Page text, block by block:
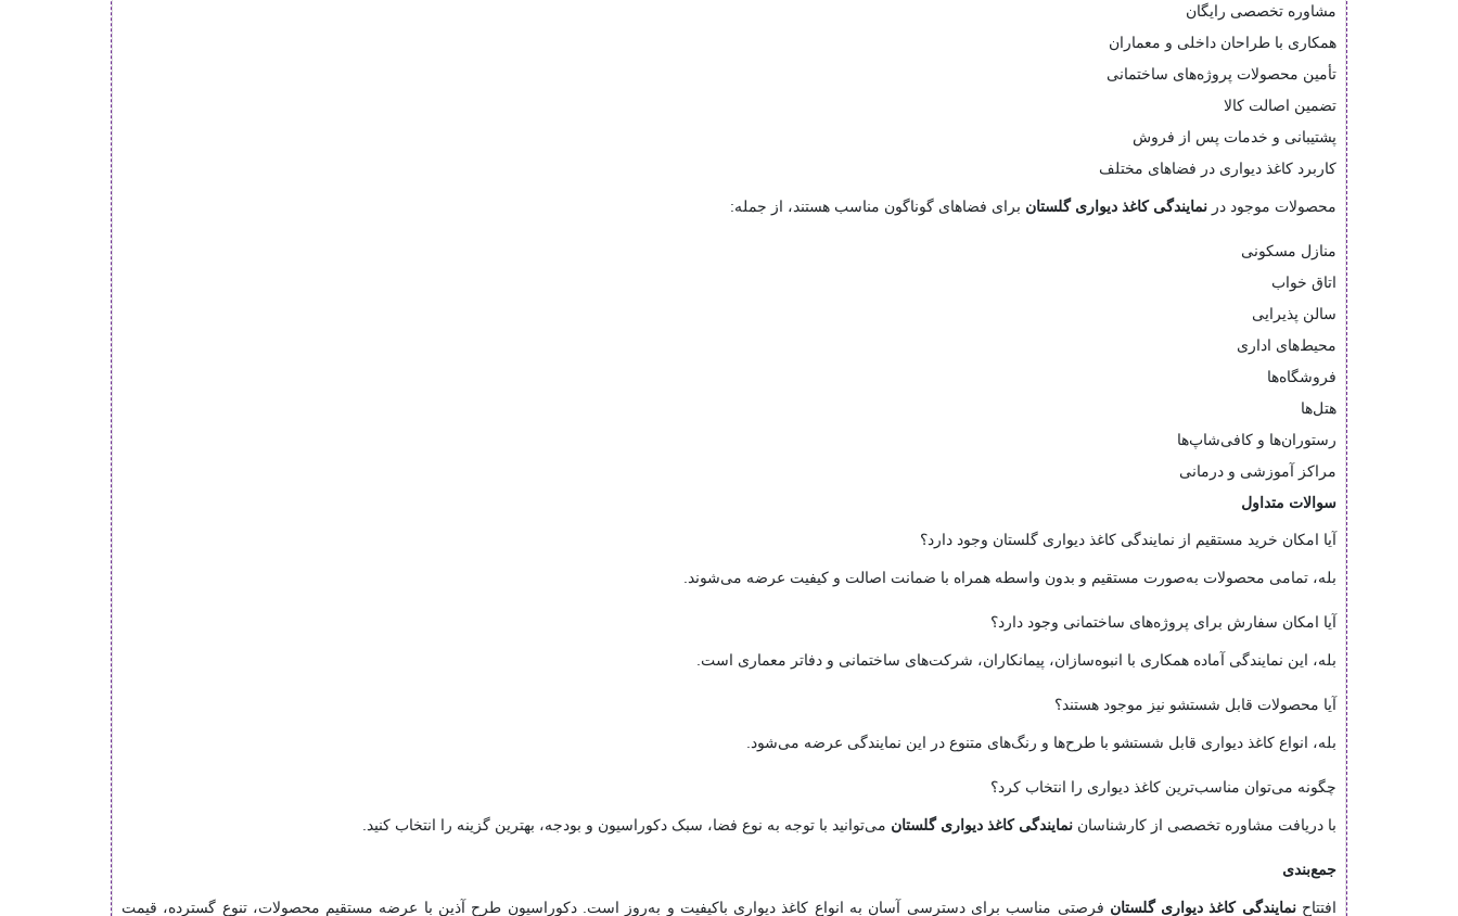
مشاوره تخصصی رایگان
همکاری با طراحان داخلی و معماران
تأمین محصولات پروژه‌های ساختمانی
تضمین اصالت کالا
پشتیبانی و خدمات پس از فروش
کاربرد کاغذ دیواری در فضاهای مختلف
محصولات موجود در نمایندگی کاغذ دیواری گلستان برای فضاهای گوناگون مناسب هستند، از جمله:
منازل مسکونی
اتاق خواب
سالن پذیرایی
محیط‌های اداری
فروشگاه‌ها
هتل‌ها
رستوران‌ها و کافی‌شاپ‌ها
مراکز آموزشی و درمانی
سوالات متداول
آیا امکان خرید مستقیم از نمایندگی کاغذ دیواری گلستان وجود دارد؟
بله، تمامی محصولات به‌صورت مستقیم و بدون واسطه همراه با ضمانت اصالت و کیفیت عرضه می‌شوند.
آیا امکان سفارش برای پروژه‌های ساختمانی وجود دارد؟
بله، این نمایندگی آماده همکاری با انبوه‌سازان، پیمانکاران، شرکت‌های ساختمانی و دفاتر معماری است.
آیا محصولات قابل شستشو نیز موجود هستند؟
بله، انواع کاغذ دیواری قابل شستشو با طرح‌ها و رنگ‌های متنوع در این نمایندگی عرضه می‌شود.
چگونه می‌توان مناسب‌ترین کاغذ دیواری را انتخاب کرد؟
با دریافت مشاوره تخصصی از کارشناسان نمایندگی کاغذ دیواری گلستان می‌توانید با توجه به نوع فضا، سبک دکوراسیون و بودجه، بهترین گزینه را انتخاب کنید.
جمع‌بندی
افتتاحنمایندگی کاغذ دیواری گلستان فرصتی مناسب برای دسترسی آسان به انواع کاغذ دیواری باکیفیت و به‌روز است. دکوراسیون طرح آذین با عرضه مستقیم محصولات، تنوع گسترده، قیمت